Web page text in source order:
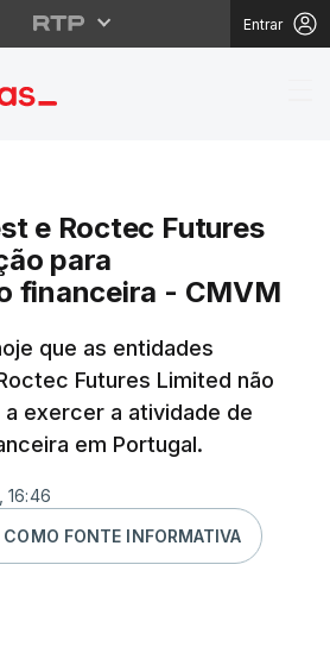
Entrar
e
e Roctec Futures
para
financeira - CMVM
que as entidades
Futures Limited não
exercer a atividade de
em Portugal.
16:46
FONTE INFORMATIVA